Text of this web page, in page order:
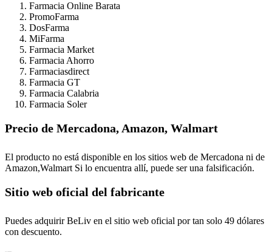
Farmacia Online Barata
PromoFarma
DosFarma
MiFarma
Farmacia Market
Farmacia Ahorro
Farmaciasdirect
Farmacia GT
Farmacia Calabria
Farmacia Soler
Precio de Mercadona, Amazon, Walmart
El producto no está disponible en los sitios web de Mercadona ni de
Amazon,Walmart Si lo encuentra allí, puede ser una falsificación.
Sitio web oficial del fabricante
Puedes adquirir BeLiv en el sitio web oficial por tan solo 49 dólares
con descuento.